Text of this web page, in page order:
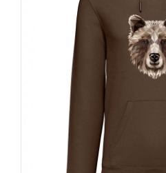
elegir
en
la
página
de
producto